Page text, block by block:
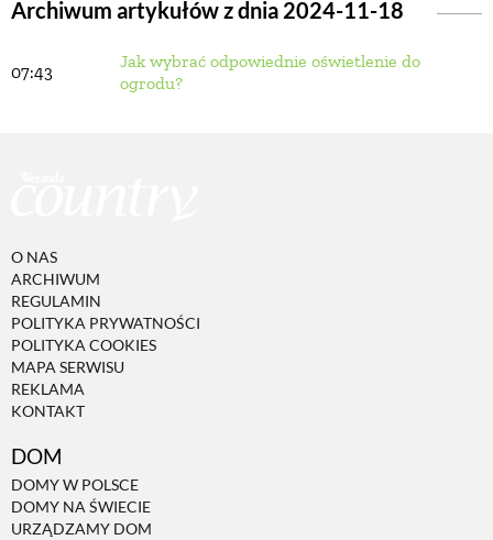
Archiwum artykułów z dnia 2024-11-18
07:43
Jak wybrać odpowiednie oświetlenie do
ogrodu?
O NAS
ARCHIWUM
REGULAMIN
POLITYKA PRYWATNOŚCI
POLITYKA COOKIES
MAPA SERWISU
REKLAMA
KONTAKT
DOM
DOMY W POLSCE
DOMY NA ŚWIECIE
URZĄDZAMY DOM
BUDUJEMY DOM
PROJEKTOWANIE OGRODU